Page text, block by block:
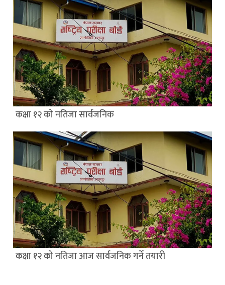
कक्षा १२ को नतिजा सार्वजनिक
कक्षा १२ को नतिजा आज सार्वजनिक गर्ने तयारी